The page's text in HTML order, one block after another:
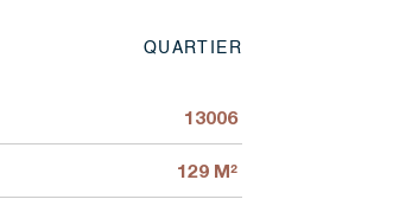
QUARTIER
13006
129 M²